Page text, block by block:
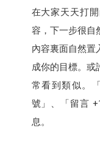
在大家天天打
容，下一步很自
內容裏面自然置
成你的目標。或
常看到類似。
號」、「留言
息。